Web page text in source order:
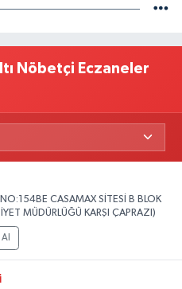
Nöbetçi Eczaneler
CASAMAX SİTESİ B BLOK
MÜDÜRLÜĞÜ KARŞI ÇAPRAZI)